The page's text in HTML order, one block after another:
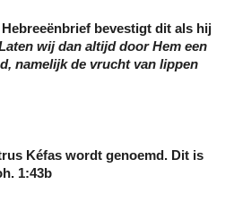
bevestigt dit als hij
wij dan altijd door Hem een
namelijk de vrucht van lippen
Kéfas wordt genoemd. Dit is
1:43b